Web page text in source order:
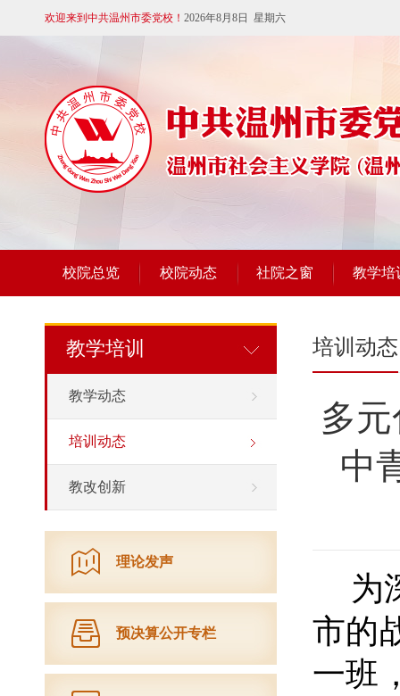
欢迎来到中共温州市委党校！ 2026年8月8日 星期六
校院总览 校院动态 社院之窗 教学培
教学培训
教学动态
培训动态
教改创新
理论发声
预决算公开专栏
培训动态
多
中
为
市的
一班